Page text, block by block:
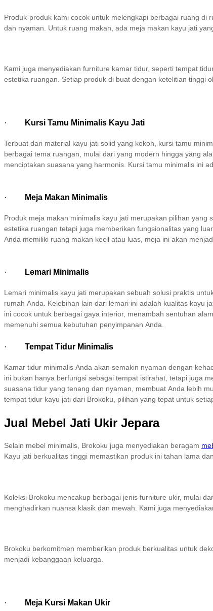
Produk-produk kami cocok untuk melengkapi berbagai ruang
dan nyaman. Untuk ruang makan, ada meja makan kayu jati
Kami juga menyediakan furniture kamar tidur, seperti tempat
estetika ruangan. Setiap produk di buat dengan ketelitian tinggi
· Kursi Tamu Minimalis Kayu Jati
Terbuat dari material kayu jati solid yang kokoh, kursi tamu
berbagai tema ruangan, mulai dari yang modern hingga yang
menciptakan suasana yang harmonis. Kursi tamu minimalis ini
· Meja Makan Minimalis
Produk meja makan minimalis kayu jati merupakan pilihan
estetika ruangan tetapi juga memberikan fungsionalitas yang
Anda memiliki ruang makan kecil atau luas, meja ini akan
· Lemari Minimalis
Lemari minimalis kayu jati merupakan sebuah solusi praktis
rumah Anda. Kelebihan lain dari lemari ini adalah kualitas kayu
ini cocok untuk berbagai gaya interior, menambah sentuhan
memenuhi semua kebutuhan penyimpanan Anda.
· Tempat Tidur Minimalis
Kamar tidur minimalis Anda akan semakin nyaman dengan
ini bukan hanya berfungsi sebagai tempat istirahat, tetapi juga
suasana tidur yang tenang dan nyaman, membuat Anda lebih
tempat tidur kayu jati dari Brokoku, pilihan yang tepat untuk
Jual Mebel Jati Ukir Jepara
Selain mebel minimalis, Brokoku juga menyediakan beragam
Kayu jati berkualitas tinggi memastikan produk ini tahan lama
Koleksi Brokoku mencakup berbagai jenis furniture ukir, mulai
menghadirkan nuansa klasik dan mewah. Kami juga
Brokoku berkomitmen memberikan produk berkualitas untuk
menjadi kebanggaan keluarga.
· Meja Kursi Makan Ukir